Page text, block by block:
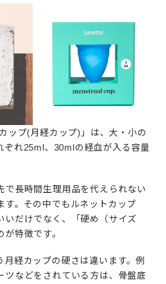
ップ(月経カップ)」は、大・小の
ぞれ25ml、30mlの経血が入る容量
で長時間生理用品を代えられない
す。その中でもルネットカップ
いだけでなく、「硬め（サイズ
特徴です。
月経カップの硬さは違います。例
ツなどをされている方は、骨盤底